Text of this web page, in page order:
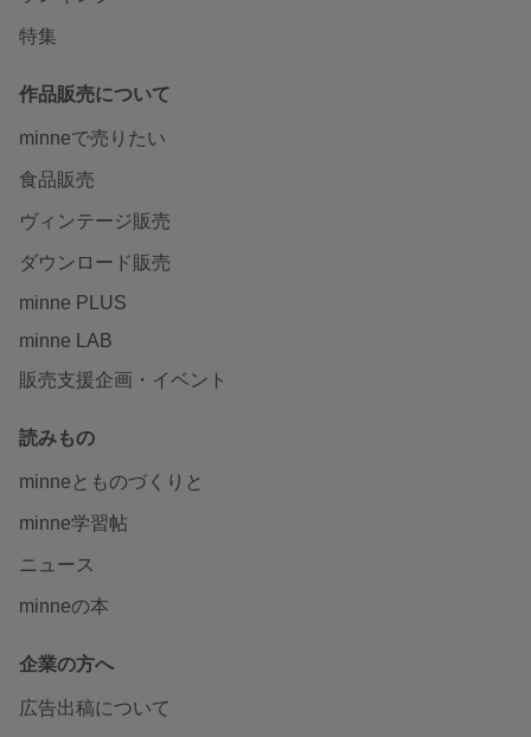
特集
作品販売について
minneで売りたい
食品販売
ヴィンテージ販売
ダウンロード販売
minne PLUS
minne LAB
販売支援企画・イベント
読みもの
minneとものづくりと
minne学習帖
ニュース
minneの本
企業の方へ
広告出稿について